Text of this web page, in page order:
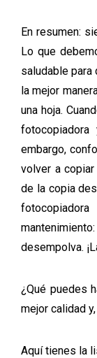
En resumen:
Lo que
saludable
la mejor
una hoja.
embargo,
volver a
de la copia
desempolva.
¿Qué puedes
mejor calidad
Aquí tienes la